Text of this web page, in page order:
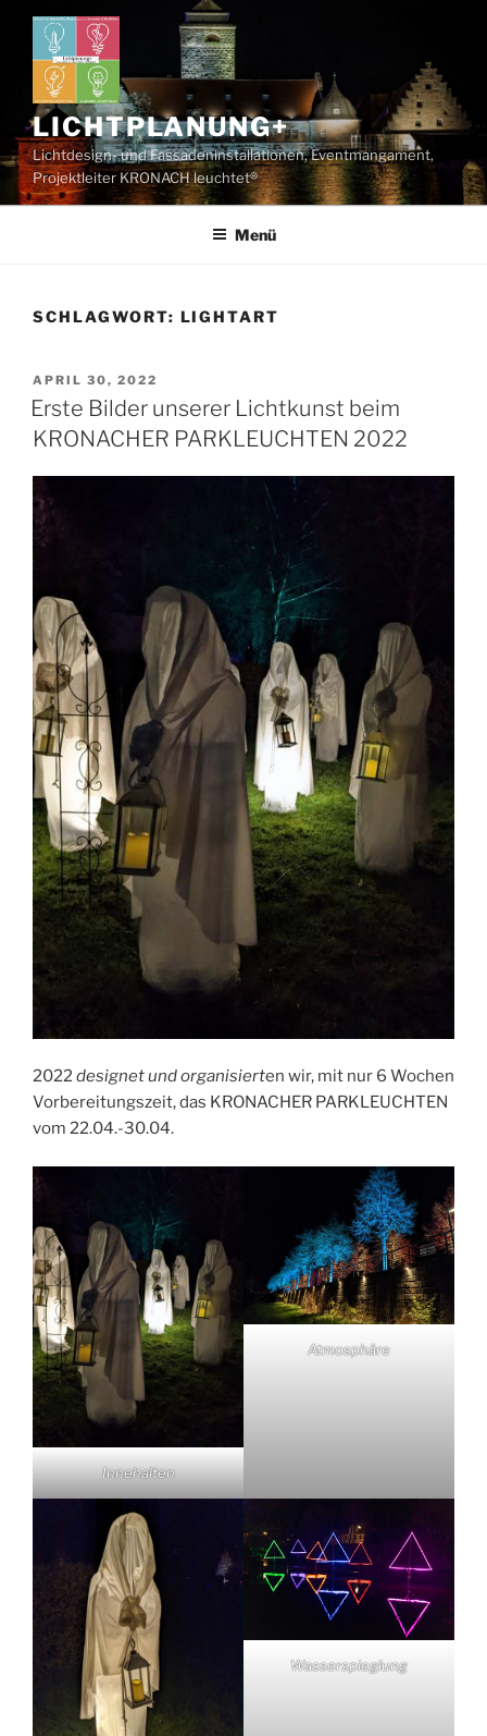
Zum
springen
LICHTPLANUNG+
Lichtdesign- und Fassadeninstallationen, Eventmangament,
Projektleiter KRONACH leuchtet®
Menü
SCHLAGWORT: LIGHTART
VERÖFFENTLICHT
AM
APRIL 30, 2022
Erste Bilder unserer Lichtkunst beim
KRONACHER PARKLEUCHTEN 2022
2022designet und organisierten wir, mit nur 6 Wochen
Vorbereitungszeit, das KRONACHER PARKLEUCHTEN
vom 22.04.-30.04.
Innehalten
Atmosphäre
Wasserspieglung